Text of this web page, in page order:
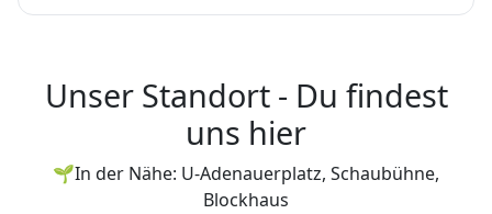
Unser Standort - Du findest
uns hier
🌱In der Nähe: U-Adenauerplatz, Schaubühne,
Blockhaus